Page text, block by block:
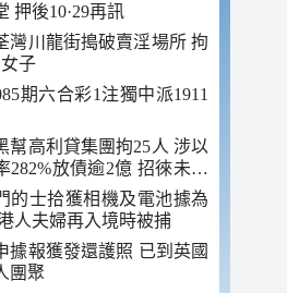
押後10·29再訊
灣川龍街搗破賣淫場所 拘
子
期六合彩1注獨中派1911
幫高利貸集團拘25人 涉以
282%放債逾2億 招徠未成
的士拾獲相機及電池據為
人夫婦再入境時被捕
據報獲發還護照 已到英國
團聚